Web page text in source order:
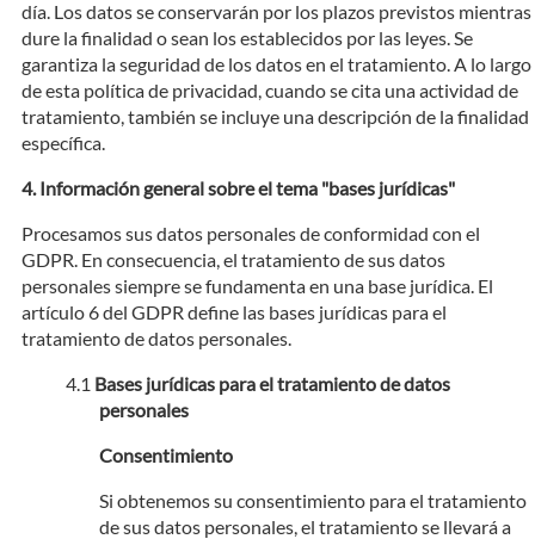
día. Los datos se conservarán por los plazos previstos mientras
dure la finalidad o sean los establecidos por las leyes. Se
garantiza la seguridad de los datos en el tratamiento. A lo largo
de esta política de privacidad, cuando se cita una actividad de
tratamiento, también se incluye una descripción de la finalidad
específica.
Información general sobre el tema "bases jurídicas"
Procesamos sus datos personales de conformidad con el
GDPR. En consecuencia, el tratamiento de sus datos
personales siempre se fundamenta en una base jurídica. El
artículo 6 del GDPR define las bases jurídicas para el
tratamiento de datos personales.
Bases jurídicas para el tratamiento de datos
personales
Consentimiento
Si obtenemos su consentimiento para el tratamiento
de sus datos personales, el tratamiento se llevará a